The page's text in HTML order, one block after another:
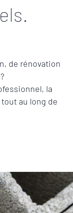
de rénovation
la
au long de